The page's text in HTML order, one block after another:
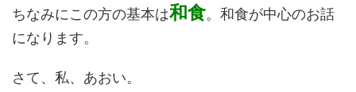
ちなみにこの方の基本は和食。和食が中心のお話
になります。
さて、私、あおい。